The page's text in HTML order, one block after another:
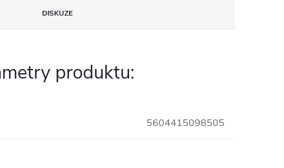
DISKUZE
produktu:
5604415098505